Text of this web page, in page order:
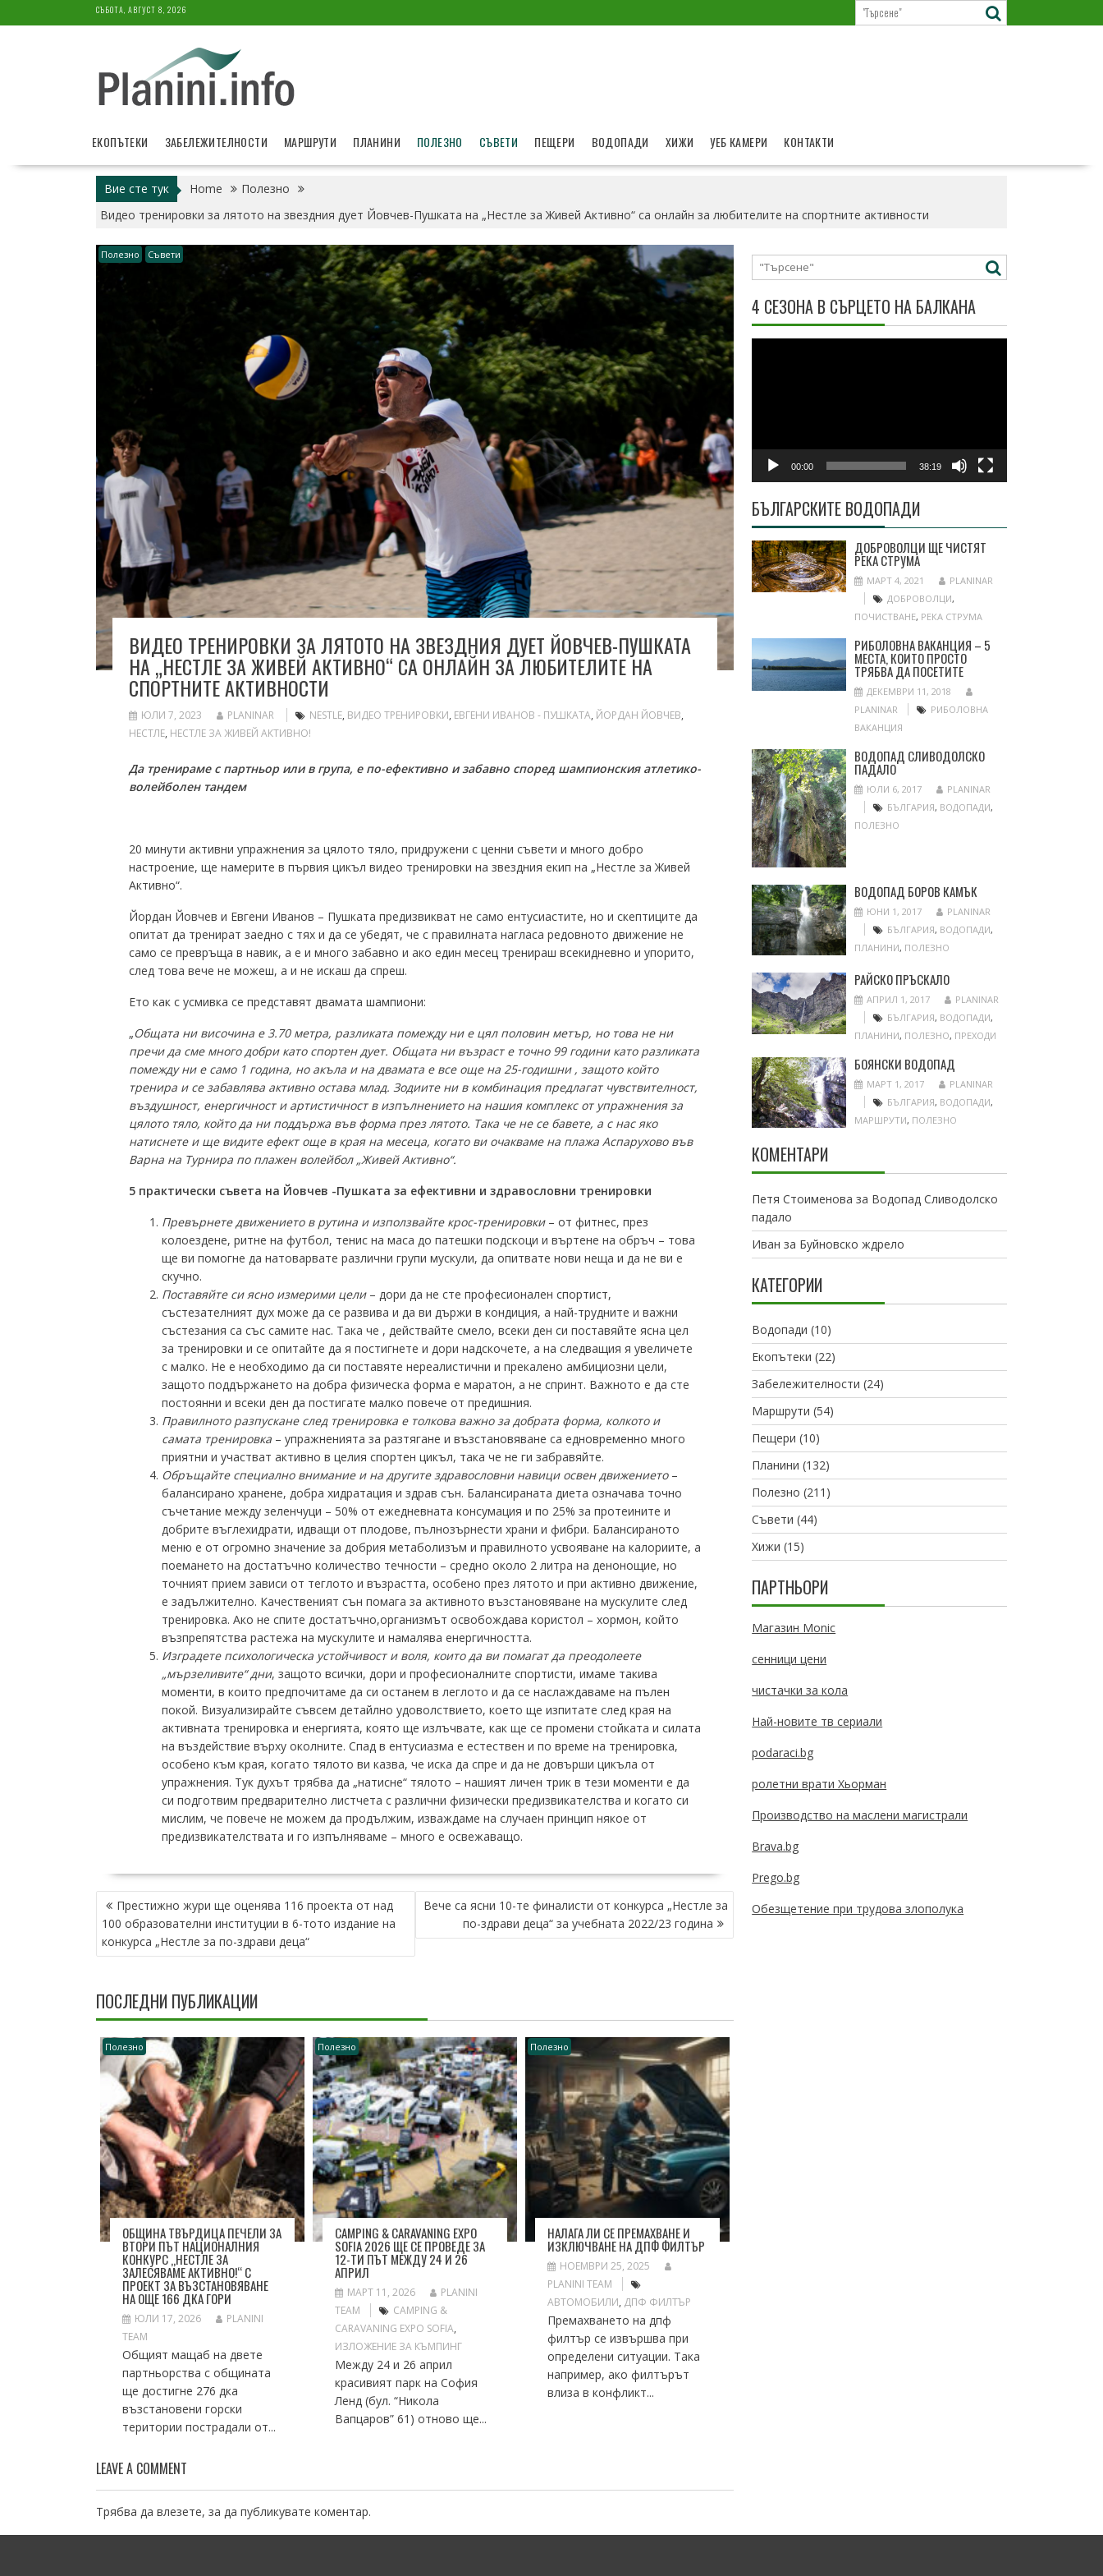
to
СЪБОТА, АВГУСТ 8, 2026
ЕКОПЪТЕКИ ЗАБЕЛЕЖИТЕЛНОСТИ МАРШРУТИ ПЛАНИНИ ПОЛЕЗНО СЪВЕТИ ПЕЩЕРИ ВОДОПАДИ ХИЖИ УЕБ КАМЕРИ КОНТАКТИ
Вие сте тук Home
Полезно
Видео тренировки за лятото на звездния дует Йовчев-Пушката на „Нестле за Живей Активно“ са онлайн за любителите на спортните активности
Полезно Съвети
ВИДЕО ТРЕНИРОВКИ ЗА ЛЯТОТО НА ЗВЕЗДНИЯ ДУЕТ ЙОВЧЕВ-ПУШКАТА
НА „НЕСТЛЕ ЗА ЖИВЕЙ АКТИВНО“ СА ОНЛАЙН ЗА ЛЮБИТЕЛИТЕ НА
СПОРТНИТЕ АКТИВНОСТИ
ЮЛИ 7, 2023 PLANINAR NESTLE, ВИДЕО ТРЕНИРОВКИ, ЕВГЕНИ ИВАНОВ - ПУШКАТА, ЙОРДАН ЙОВЧЕВ,
НЕСТЛЕ, НЕСТЛЕ ЗА ЖИВЕЙ АКТИВНО!
Да тренираме с партньор или в група, е по-ефективно и забавно според шампионския атлетико-
волейболен тандем
20 минути активни упражнения за цялото тяло, придружени с ценни съвети и много добро
настроение, ще намерите в първия цикъл видео тренировки на звездния екип на „Нестле за Живей
Активно“.
Йордан Йовчев и Евгени Иванов – Пушката предизвикват не само ентусиастите, но и скептиците да
опитат да тренират заедно с тях и да се убедят, че с правилната нагласа редовното движение не
само се превръща в навик, а е и много забавно и ако един месец тренираш всекидневно и упорито,
след това вече не можеш, а и не искаш да спреш.
Ето как с усмивка се представят двамата шампиони:
„Общата ни височина е 3.70 метра, разликата помежду ни е цял половин метър, но това не ни
пречи да сме много добри като спортен дует. Общата ни възраст е точно 99 години като разликата
помежду ни е само 1 година, но акъла и на двамата е все още на 25-годишни , защото който
тренира и се забавлява активно остава млад. Зодиите ни в комбинация предлагат чувствителност,
въздушност, енергичност и артистичност в изпълнението на нашия комплекс от упражнения за
цялото тяло, който да ни поддържа във форма през лятото. Така че не се бавете, а с нас яко
натиснете и ще видите ефект още в края на месеца, когато ви очакваме на плажа Аспарухово във
Варна на Турнира по плажен волейбол „Живей Активно“.
5 практически съвета на Йовчев -Пушката за ефективни и здравословни тренировки
Превърнете движението в рутина и използвайте крос-тренировки– от фитнес, през
колоездене, ритне на футбол, тенис на маса до патешки подскоци и въртене на обръч – това
ще ви помогне да натоварвате различни групи мускули, да опитвате нови неща и да не ви е
скучно.
Поставяйте си ясно измерими цели– дори да не сте професионален спортист,
състезателният дух може да се развива и да ви държи в кондиция, а най-трудните и важни
състезания са със самите нас. Така че , действайте смело, всеки ден си поставяйте ясна цел
за тренировки и се опитайте да я постигнете и дори надскочете, а на следващия я увеличете
с малко. Не е необходимо да си поставяте нереалистични и прекалено амбициозни цели,
защото поддържането на добра физическа форма е маратон, а не спринт. Важното е да сте
постоянни и всеки ден да постигате малко повече от предишния.
Правилното разпускане след тренировка е толкова важно за добрата форма, колкото и
самата тренировка – упражненията за разтягане и възстановяване са едновременно много
приятни и участват активно в целия спортен цикъл, така че не ги забравяйте.
Обръщайте специално внимание и на другите здравословни навици освен движението–
балансирано хранене, добра хидратация и здрав сън. Балансираната диета означава точно
съчетание между зеленчуци – 50% от ежедневната консумация и по 25% за протеините и
добрите въглехидрати, идващи от плодове, пълнозърнести храни и фибри. Балансираното
меню е от огромно значение за добрия метаболизъм и правилното усвояване на калориите, а
поемането на достатъчно количество течности – средно около 2 литра на денонощие, но
точният прием зависи от теглото и възрастта, особено през лятото и при активно движение,
е задължително. Качественият сън помага за активното възстановяване на мускулите след
тренировка. Ако не спите достатъчно,организмът освобождава користол – хормон, който
възпрепятства растежа на мускулите и намалява енергичността.
Изградете психологическа устойчивост и воля, които да ви помагат да преодолеете
„мързеливите“ дни, защото всички, дори и професионалните спортисти, имаме такива
моменти, в които предпочитаме да си останем в леглото и да се наслаждаваме на пълен
покой. Визуализирайте съвсем детайлно удоволствието, което ще изпитате след края на
активната тренировка и енергията, която ще излъчвате, как ще се промени стойката и силата
на въздействие върху околните. Спад в ентусиазма е естествен и по време на тренировка,
особено към края, когато тялото ви казва, че иска да спре и да не довърши цикъла от
упражнения. Тук духът трябва да „натисне“ тялото – нашият личен трик в тези моменти е да
си подготвим предварително листчета с различни физически предизвикателства и когато си
мислим, че повече не можем да продължим, изваждаме на случаен принцип някое от
предизвикателствата и го изпълняваме – много е освежаващо.
НАВИГАЦИЯ
Престижно жури ще оценява 116 проекта от над
100 образователни институции в 6-тото издание на
конкурса „Нестле за по-здрави деца“
Вече са ясни 10-те финалисти от конкурса „Нестле за
по-здрави деца“ за учебната 2022/23 година
ПОСЛЕДНИ ПУБЛИКАЦИИ
Полезно
ОБЩИНА ТВЪРДИЦА ПЕЧЕЛИ ЗА
ВТОРИ ПЪТ НАЦИОНАЛНИЯ
КОНКУРС „НЕСТЛЕ ЗА
ЗАЛЕСЯВАМЕ АКТИВНО!“ С
ПРОЕКТ ЗА ВЪЗСТАНОВЯВАНЕ
НА ОЩЕ 166 ДКА ГОРИ
ЮЛИ 17, 2026
PLANINI
TEAM
Общият мащаб на двете
партньорства с общината
ще достигне 276 дка
възстановени горски
територии пострадали от...
Полезно
CAMPING & CARAVANING EXPO
SOFIA 2026 ЩЕ СЕ ПРОВЕДЕ ЗА
12-ТИ ПЪТ МЕЖДУ 24 И 26
АПРИЛ
МАРТ 11, 2026
PLANINI
TEAM
CAMPING &
CARAVANING EXPO SOFIA,
ИЗЛОЖЕНИЕ ЗА КЪМПИНГ
Между 24 и 26 април
красивият парк на София
Ленд (бул. “Никола
Вапцаров” 61) отново ще...
Полезно
НАЛАГА ЛИ СЕ ПРЕМАХВАНЕ И
ИЗКЛЮЧВАНЕ НА ДПФ ФИЛТЪР
НОЕМВРИ 25, 2025
PLANINI TEAM
АВТОМОБИЛИ, ДПФ ФИЛТЪР
Премахването на дпф
филтър се извършва при
определени ситуации. Така
например, ако филтърът
влиза в конфликт...
LEAVE A COMMENT
Трябва да влезете, за да публикувате коментар.
4 СЕЗОНА В СЪРЦЕТО НА БАЛКАНА
00:00 38:19
БЪЛГАРСКИТЕ ВОДОПАДИ
ДОБРОВОЛЦИ ЩЕ ЧИСТЯТ
РЕКА СТРУМА
МАРТ 4, 2021
PLANINAR
ДОБРОВОЛЦИ,
ПОЧИСТВАНЕ, РЕКА СТРУМА
РИБОЛОВНА ВАКАНЦИЯ – 5
МЕСТА, КОИТО ПРОСТО
ТРЯБВА ДА ПОСЕТИТЕ
ДЕКЕМВРИ 11, 2018
PLANINAR
РИБОЛОВНА
ВАКАНЦИЯ
ВОДОПАД СЛИВОДОЛСКО
ПАДАЛО
ЮЛИ 6, 2017
PLANINAR
БЪЛГАРИЯ, ВОДОПАДИ,
ПОЛЕЗНО
ВОДОПАД БОРОВ КАМЪК
ЮНИ 1, 2017
PLANINAR
БЪЛГАРИЯ, ВОДОПАДИ,
ПЛАНИНИ, ПОЛЕЗНО
РАЙСКО ПРЪСКАЛО
АПРИЛ 1, 2017
PLANINAR
БЪЛГАРИЯ, ВОДОПАДИ,
ПЛАНИНИ, ПОЛЕЗНО, ПРЕХОДИ
БОЯНСКИ ВОДОПАД
МАРТ 1, 2017
PLANINAR
БЪЛГАРИЯ, ВОДОПАДИ,
МАРШРУТИ, ПОЛЕЗНО
КОМЕНТАРИ
Петя Стоименова за Водопад Сливодолско
падало
Иван за Буйновско ждрело
КАТЕГОРИИ
Водопади (10)
Екопътеки (22)
Забележителности (24)
Маршрути (54)
Пещери (10)
Планини (132)
Полезно (211)
Съвети (44)
Хижи (15)
ПАРТНЬОРИ
Магазин Monic
сенници цени
чистачки за кола
Най-новите тв сериали
podaraci.bg
ролетни врати Хьорман
Производство на маслени магистрали
Brava.bg
Prego.bg
Обезщетение при трудова злополука